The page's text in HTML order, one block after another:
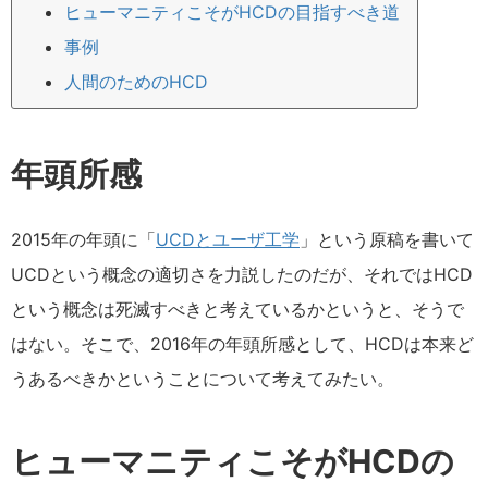
ヒューマニティこそがHCDの目指すべき道
事例
人間のためのHCD
年頭所感
2015年の年頭に「UCDとユーザ工学 」という原稿を書いて
UCDという概念の適切さを力説したのだが、それではHCD
という概念は死滅すべきと考えているかというと、そうで
はない。そこで、2016年の年頭所感として、HCDは本来ど
うあるべきかということについて考えてみたい。
ヒューマニティこそがHCDの